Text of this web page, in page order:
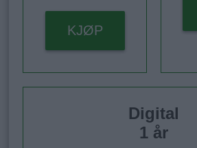
KJØP
Digital
1 år